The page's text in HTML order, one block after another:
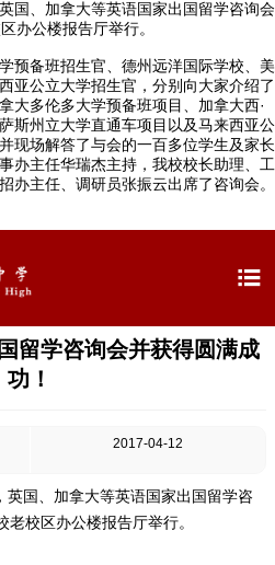
国、加拿大等英语国家出国留学咨询会
办公楼报告厅举行。
预备班招生官、德州远洋国际学校、美
亚公立大学招生官，分别向大家介绍了
大多伦多大学预备班项目、加拿大西·
斯州立大学直通车项目以及马来西亚公
现场解答了与会的一百多位学生及家长
办主任华瑞杰主持，我校校长助理、工
办主任、调研员张振云出席了咨询会。

留学咨询会并获得圆满成
功！
2017-04-12
英国、加拿大等英语国家出国留学咨
校区办公楼报告厅举行。